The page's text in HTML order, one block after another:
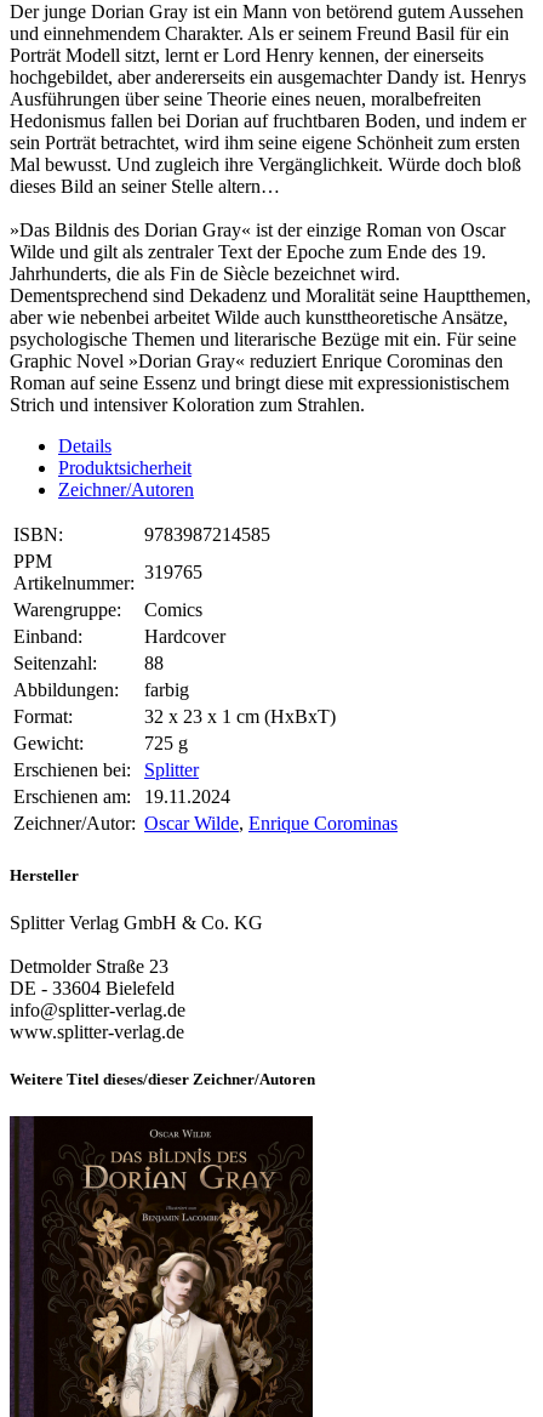
Der junge Dorian Gray ist ein Mann von betörend gutem Aussehen
und einnehmendem Charakter. Als er seinem Freund Basil für ein
Porträt Modell sitzt, lernt er Lord Henry kennen, der einerseits
hochgebildet, aber andererseits ein ausgemachter Dandy ist. Henrys
Ausführungen über seine Theorie eines neuen, moralbefreiten
Hedonismus fallen bei Dorian auf fruchtbaren Boden, und indem er
sein Porträt betrachtet, wird ihm seine eigene Schönheit zum ersten
Mal bewusst. Und zugleich ihre Vergänglichkeit. Würde doch bloß
dieses Bild an seiner Stelle altern…
»Das Bildnis des Dorian Gray« ist der einzige Roman von Oscar
Wilde und gilt als zentraler Text der Epoche zum Ende des 19.
Jahrhunderts, die als Fin de Siècle bezeichnet wird.
Dementsprechend sind Dekadenz und Moralität seine Hauptthemen,
aber wie nebenbei arbeitet Wilde auch kunsttheoretische Ansätze,
psychologische Themen und literarische Bezüge mit ein. Für seine
Graphic Novel »Dorian Gray« reduziert Enrique Corominas den
Roman auf seine Essenz und bringt diese mit expressionistischem
Strich und intensiver Koloration zum Strahlen.
Details
Produktsicherheit
Zeichner/Autoren
ISBN:
9783987214585
PPM
Artikelnummer:
319765
Warengruppe:
Comics
Einband:
Hardcover
Seitenzahl:
88
Abbildungen:
farbig
Format:
32 x 23 x 1 cm (HxBxT)
Gewicht:
725 g
Erschienen bei:
Splitter
Erschienen am:
19.11.2024
Zeichner/Autor: Oscar Wilde, Enrique Corominas
Hersteller
Splitter Verlag GmbH & Co. KG
Detmolder Straße 23
DE - 33604 Bielefeld
info@splitter-verlag.de
www.splitter-verlag.de
Weitere Titel dieses/dieser Zeichner/Autoren